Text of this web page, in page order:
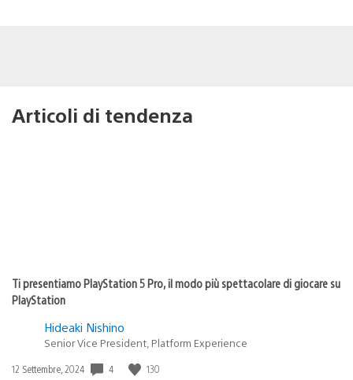
Articoli di tendenza
Ti presentiamo PlayStation 5 Pro, il modo più spettacolare di giocare su
PlayStation
Hideaki Nishino
Senior Vice President, Platform Experience
Data
12 Settembre, 2024 4 130